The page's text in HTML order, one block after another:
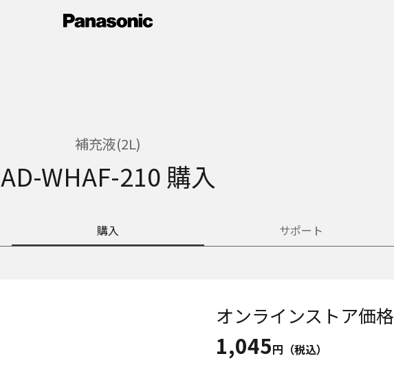
補充液(2L)
AD-WHAF-210 購入
購入 サポート
オンラインストア価格
1,045円（税込）